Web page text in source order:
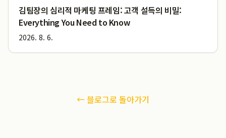
김팀장의 심리적 마케팅 프레임: 고객 설득의 비밀:
Everything You Need to Know
2026. 8. 6.
← 블로그로 돌아가기